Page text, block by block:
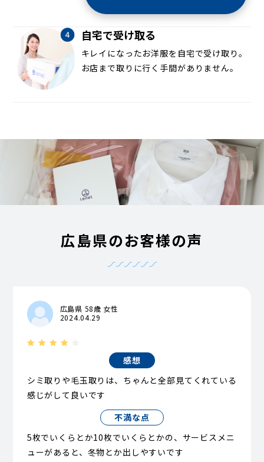
自宅で受け取る
キレイになったお洋服を自宅で受け取り。
お店まで取りに行く手間がありません。
広島県のお客様の声
広島県 58歳 女性
2024.04.29
感想
シミ取りや毛玉取りは、ちゃんと全部見てくれている
感じがして良いです
不満な点
5枚でいくらとか10枚でいくらとかの、サービスメニ
ューがあると、冬物とか出しやすいです